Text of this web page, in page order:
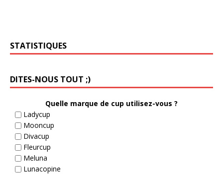
STATISTIQUES
DITES-NOUS TOUT ;)
Quelle marque de cup utilisez-vous ?
Ladycup
Mooncup
Divacup
Fleurcup
Meluna
Lunacopine